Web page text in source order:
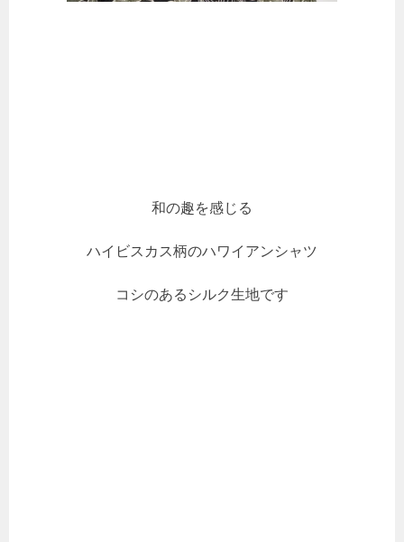
和の趣を感じる
ハイビスカス柄のハワイアンシャツ
コシのあるシルク生地です